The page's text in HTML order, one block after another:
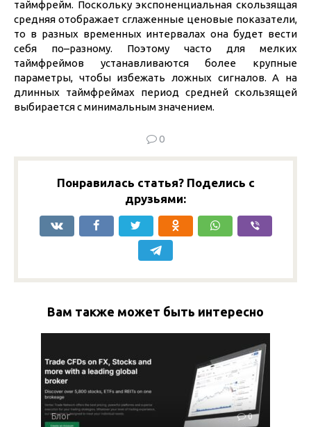
таймфрейм. Поскольку экспоненциальная скользящая
средняя отображает сглаженные ценовые показатели,
то в разных временных интервалах она будет вести
себя по–разному. Поэтому часто для мелких
таймфреймов устанавливаются более крупные
параметры, чтобы избежать ложных сигналов. А на
длинных таймфреймах период средней скользящей
выбирается с минимальным значением.
0
Понравилась статья? Поделись с
друзьями:
Вам также может быть интересно
Блог 0